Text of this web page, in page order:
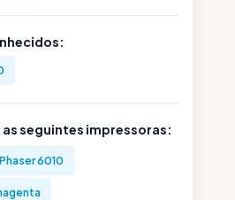
seguintes impressoras:
Phaser 6010